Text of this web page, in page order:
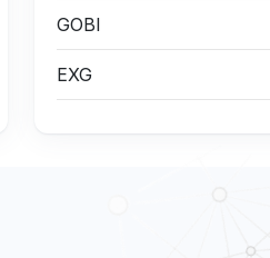
GOBI
EXG